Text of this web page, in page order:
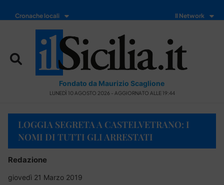
Cronache locali Il Network
Fondato da Maurizio Scaglione
LUNEDÌ 10 AGOSTO 2026 - AGGIORNATO ALLE 19:44
LOGGIA SEGRETA A CASTELVETRANO: I
NOMI DI TUTTI GLI ARRESTATI
Redazione
giovedì 21 Marzo 2019